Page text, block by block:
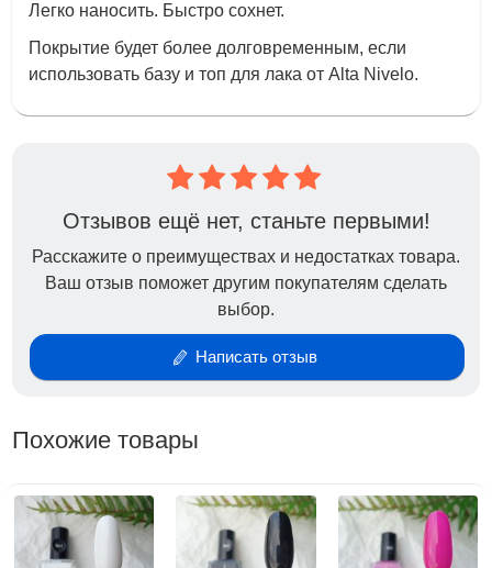
Легко наносить. Быстро сохнет.
Покрытие будет более долговременным, если
использовать базу и топ для лака от Alta Nivelo.
Отзывов ещё нет, станьте первыми!
Расскажите о преимуществах и недостатках товара.
Ваш отзыв поможет другим покупателям сделать
выбор.
Написать отзыв
Похожие товары